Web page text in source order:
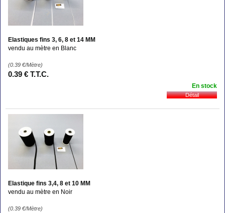
Elastiques fins 3, 6, 8 et 14 MM
vendu au mètre en Blanc
(0.39 €/Mètre)
0.39 € T.T.C.
En stock
Elastique fins 3,4, 8 et 10 MM
vendu au mètre en Noir
(0.39 €/Mètre)